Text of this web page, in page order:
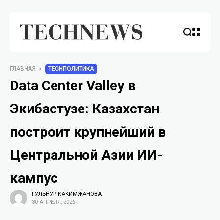
ГЛАВНАЯ TECHПОЛИТИКА
Data Center Valley в
Экибастузе: Казахстан
построит крупнейший в
Центральной Азии ИИ-
кампус
ГУЛЬНУР КАКИМЖАНОВА
30 АПРЕЛЯ, 2026